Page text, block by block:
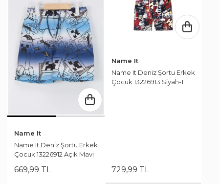
Name It
Name It Deniz Şortu Erkek
Çocuk 13226912 Açık Mavi
669,99 TL
Name It
Name It Deniz Şortu Erkek
Çocuk 13226913 Siyah-1
729,99 TL